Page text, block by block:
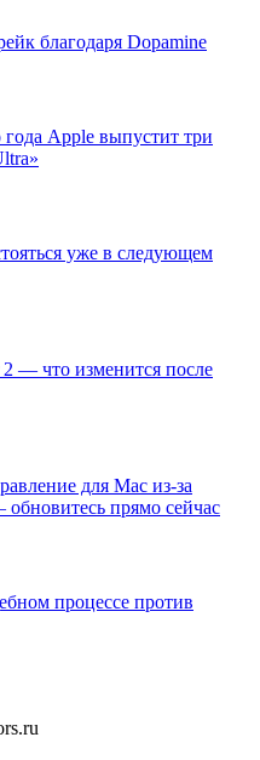
благодаря Dopamine
Apple выпустит три
уже в следующем
— что изменится после
для Mac из-за
прямо сейчас
процессе против